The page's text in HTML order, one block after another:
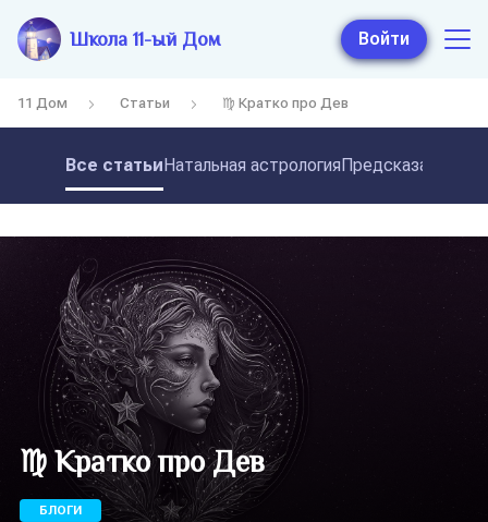
Школа 11-ый Дом Войти
11 Дом Статьи ♍ Кратко про Дев
Все статьиНатальная астрология
♍ Кратко про Дев
БЛОГИ